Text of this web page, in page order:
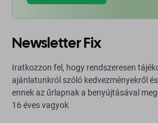
Newsletter Fix
Iratkozzon fel, hogy rendszeresen
ajánlatunkról szóló kedvezményekről
ennek az űrlapnak a benyújtásával
16 éves vagyok